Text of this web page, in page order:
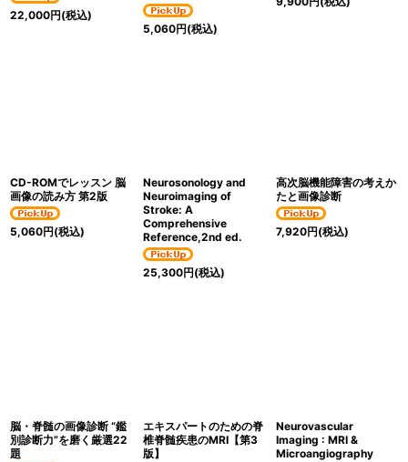
22,000円(税込)
5,060円(税込)
CD-ROMでレッスン 脳
画像の読み方 第2版
5,060円(税込)
Neurosonology and
Neuroimaging of
Stroke: A
Comprehensive
Reference,2nd ed.
25,300円(税込)
高次脳機能障害の考えか
たと画像診断
7,920円(税込)
脳・脊髄の画像診断 “鑑
別診断力”を磨く厳選22
題
エキスパートのための脊
椎脊髄疾患のMRI【第3
版】
Neurovascular
Imaging : MRI &
Microangiography